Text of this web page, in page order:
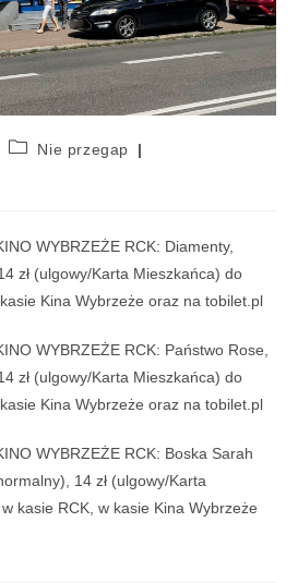
Nie przegap
WYBRZEŻE RCK: Diamenty,
zł (ulgowy/Karta Mieszkańca) do
Kina Wybrzeże oraz na tobilet.pl
WYBRZEŻE RCK: Państwo Rose,
zł (ulgowy/Karta Mieszkańca) do
Kina Wybrzeże oraz na tobilet.pl
WYBRZEŻE RCK: Boska Sarah
14 zł (ulgowy/Karta
kasie RCK, w kasie Kina Wybrzeże